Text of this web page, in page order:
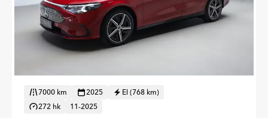
7000 km 2025
El (768 km)
272 hk
11-2025